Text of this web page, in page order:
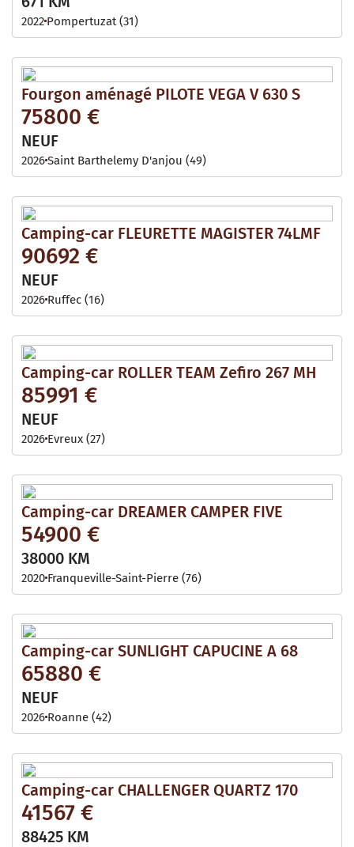
2022 Pompertuzat (31)
Fourgon aménagé PILOTE VEGA V 630 S
75800 €
NEUF
2026Saint Barthelemy D'anjou (49)
Camping-car FLEURETTE MAGISTER 74LMF
90692 €
NEUF
2026 Ruffec (16)
Camping-car ROLLER TEAM Zefiro 267 MH
85991 €
NEUF
2026 Evreux (27)
Camping-car DREAMER CAMPER FIVE
54900 €
38000 KM
2020 Franqueville-Saint-Pierre (76)
Camping-car SUNLIGHT CAPUCINE A 68
65880 €
NEUF
2026 Roanne (42)
Camping-car CHALLENGER QUARTZ 170
41567 €
88425 KM